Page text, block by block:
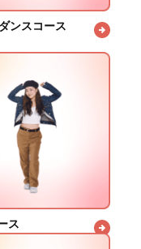
ンスコース
ス